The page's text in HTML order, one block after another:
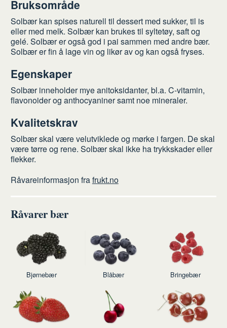
Bruksområde
Solbær kan spises naturell til dessert med sukker, til is
eller med melk. Solbær kan brukes til syltetøy, saft og
gelé. Solbær er også god i pai sammen med andre bær.
Solbær er fin å lage vin og likør av og kan også fryses.
Egenskaper
Solbær inneholder mye anitoksidanter, bl.a. C-vitamin,
flavonoider og anthocyaniner samt noe mineraler.
Kvalitetskrav
Solbær skal være velutviklede og mørke i fargen. De skal
være tørre og rene. Solbær skal ikke ha trykkskader eller
flekker.
Råvareinformasjon frafrukt.no
Råvarer bær
Bjørnebær Blåbær Bringebær